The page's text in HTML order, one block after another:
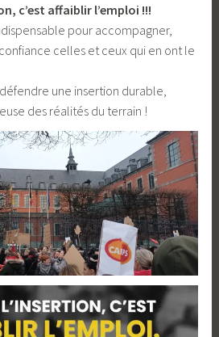
c’est affaiblir l’emploi !!!
pour accompagner,
celles et ceux qui en ont le
une insertion durable,
des réalités du terrain !